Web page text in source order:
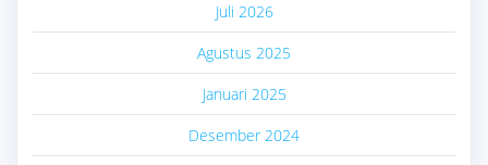
Juli 2026
Agustus 2025
Januari 2025
Desember 2024